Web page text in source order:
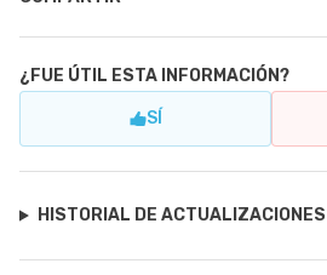
¿FUE ÚTIL ESTA INFORMACIÓN?
SÍ
HISTORIAL DE ACTUALIZACIONES